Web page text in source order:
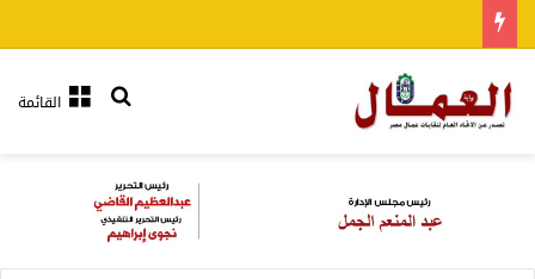
القائمةبحث عن